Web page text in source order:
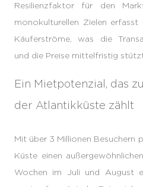
Resilienzfaktor für den
monokulturellen Zielen erfasst
Käuferströme, was die
und die Preise mittelfristig
Ein Mietpotenzial, das
der Atlantikküste zählt
Mit über 3 Millionen Besuchern
Küste einen
Wochen im Juli und August